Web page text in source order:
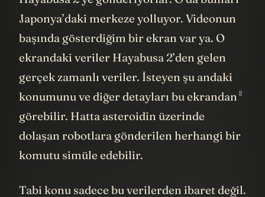
Japonya’daki merkeze yolluyor. Videonun
başında gösterdiğim bir ekran var ya. O
ekrandaki veriler Hayabusa 2’den gelen
gerçek zamanlı veriler. İsteyen şu andaki
konumunu ve diğer detayları bu ekrandan 8
görebilir. Hatta asteroidin üzerinde
dolaşan robotlara gönderilen herhangi bir
komutu simüle edebilir.
Tabi konu sadece bu verilerden ibaret değil.